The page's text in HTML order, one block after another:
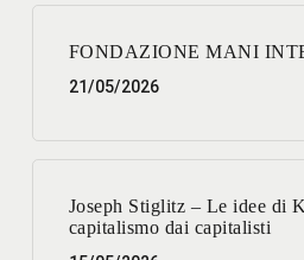
FONDAZIONE MANI
21/05/2026
Joseph Stiglitz – Le idee di
capitalismo dai capitalisti